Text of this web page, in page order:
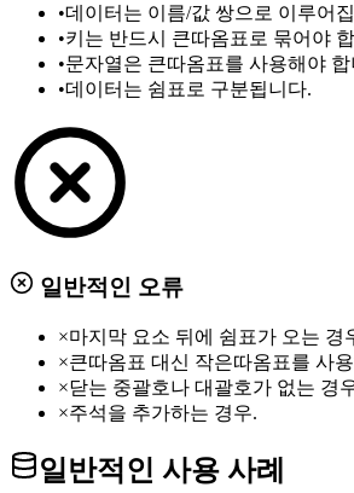
•데이터는 이름/값 쌍으로 이루어
•키는 반드시 큰따옴표로 묶어야
•문자열은 큰따옴표를 사용해야 합
•데이터는 쉼표로 구분됩니다.
일반적인 오류
×마지막 요소 뒤에 쉼표가 오는 경
×큰따옴표 대신 작은따옴표를 사
×닫는 중괄호나 대괄호가 없는 경
×주석을 추가하는 경우.
일반적인 사용 사례